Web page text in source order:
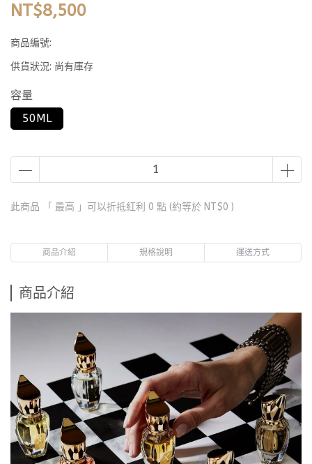
NT$8,500
商品編號:
供貨狀況: 尚有庫存
容量
50ML
此商品 「 最高 」可以折抵紅利 0 點 (約等於 NT$0 )
商品介紹 規格說明 運送方式
商品介紹